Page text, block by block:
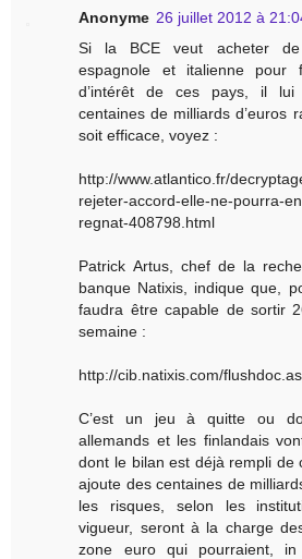
Anonyme 26 juillet 2012 à
Si la BCE veut acheter
espagnole et italienne pour
d’intérêt de ces pays, il lui
centaines de milliards d’euros
soit efficace, voyez :
http://www.atlantico.fr/
rejeter-accord-elle-ne-pourra-
regnat-408798.html
Patrick Artus, chef de la
banque Natixis, indique que,
faudra être capable de sortir
semaine :
http://cib.natixis.com/
C’est un jeu à quitte ou
allemands et les finlandais
dont le bilan est déjà rempli de
ajoute des centaines de
les risques, selon les
vigueur, seront à la charge
zone euro qui pourraient,